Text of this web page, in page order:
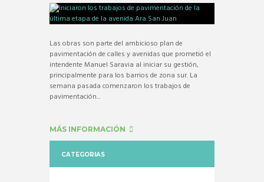
Las obras son parte del ambicioso plan de
pavimentación de calles y avenidas que prometió el
intendente Manuel Saravia al iniciar su gestión,
principalmente para los barrios de zona sur. La
semana pasada comenzaron los trabajos de
pavimentación...
MÁS INFORMACIÓN
CATEGORIAS